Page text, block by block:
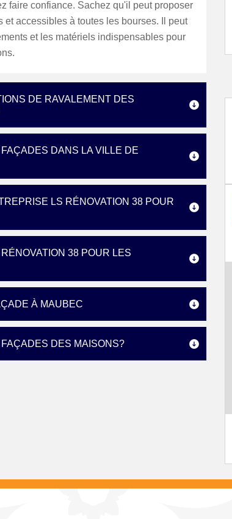
faire confiance. Sachez qu'il peut proposer
et accessibles à toutes les bourses. Il peut
et les matériels indispensables pour
DE RAVALEMENT DES
DANS LA VILLE DE
LS RÉNOVATION 38 POUR
38 POUR LES
À MAUBEC
DES MAISONS?